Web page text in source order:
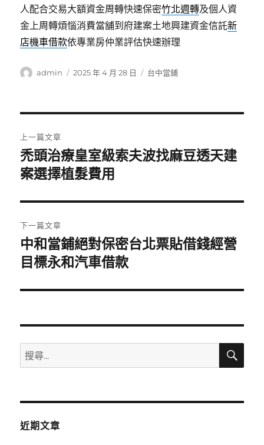
人配合交易大額資金周轉快速保密竹北週轉及個人資
金上周轉煩惱消費當舖到府建案土地興建資金信託新
店機車借款依專業房仲業評估快速辦理
作
admin
發
2025 年 4 月 28 日
分
台中當鋪
章
導
覽
上一篇文章
上
一
文
章:
禿頭治療皇室級索夫波找麻豆透天建
案選擇植髮費用
下一篇文章
下
一
文
中和當鋪絕對保密台北票貼借錢經營
目標永和汽車借款
搜
尋
鍵
搜
近期文章